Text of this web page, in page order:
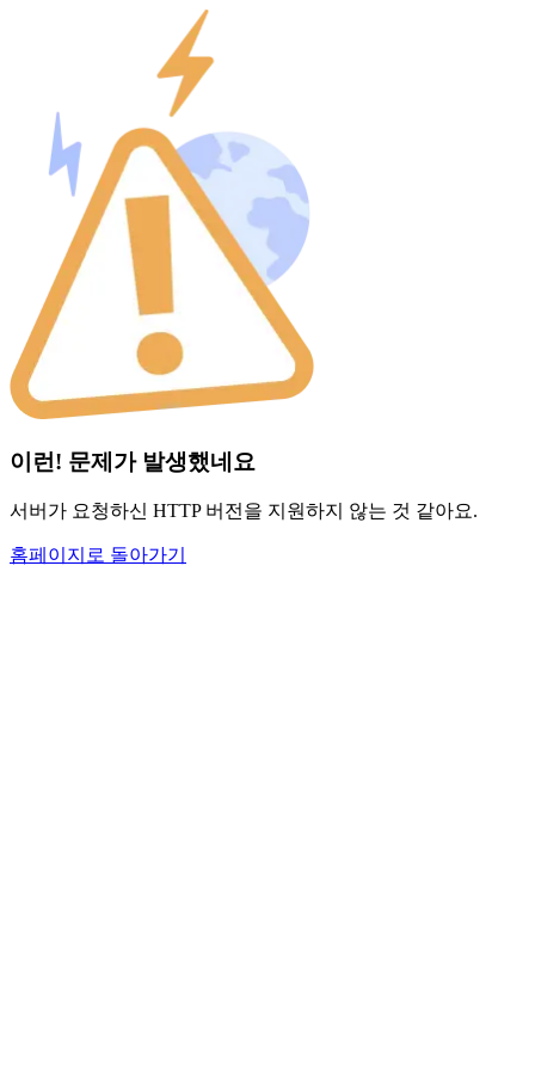
이런! 문제가 발생했네요
서버가 요청하신 HTTP 버전을 지원하지 않는 것 같아요.
홈페이지로 돌아가기